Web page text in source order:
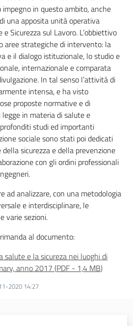
in questo ambito, anche
una apposita unità operativa
e Sicurezza sul Lavoro. L’obbiettivo
aree strategiche di intervento: la
e il dialogo istituzionale, lo studio e
internazionale e comparata
In tal senso l’attività di
intensa, e ha visto
proposte normative e di
in materia di salute e
studi ed importanti
sociale sono stati poi dedicati
sicurezza e della prevenzione
con gli ordini professionali
ad analizzare, con una metodologia
e interdisciplinare, le
varie sezioni.
al documento:
e la sicureza nei luoghi di
anno 2017 (PDF - 1,4 MB)
2020 14:27